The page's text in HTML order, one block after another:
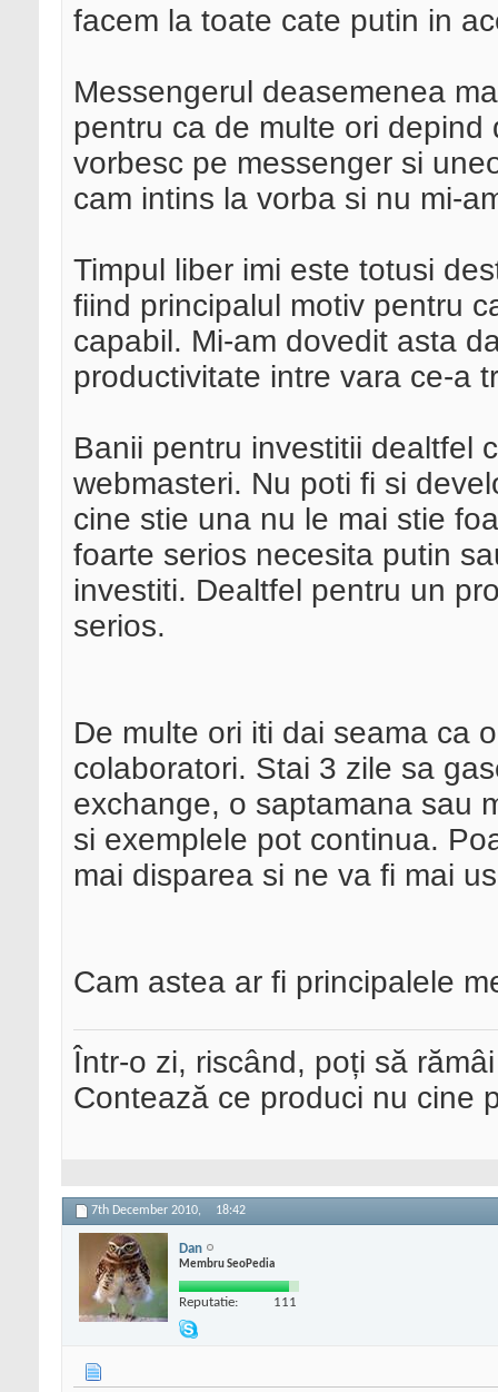
facem la toate cate putin in
Messengerul deasemenea
pentru ca de multe ori
vorbesc pe messenger si
cam intins la vorba si nu mi-
Timpul liber imi este totusi
fiind principalul motiv pentru
capabil. Mi-am dovedit asta
productivitate intre vara ce-a
Banii pentru investitii dealtfel
webmasteri. Nu poti fi si
cine stie una nu le mai stie
foarte serios necesita putin
investiti. Dealtfel pentru un
serios.
De multe ori iti dai seama ca
colaboratori. Stai 3 zile sa
exchange, o saptamana sau
si exemplele pot continua.
mai disparea si ne va fi mai
Cam astea ar fi principalele
Într-o zi, riscând, poți să
Contează ce produci nu cine
7th December 2010, 18:42
Dan
Membru SeoPedia
Reputatie: 111